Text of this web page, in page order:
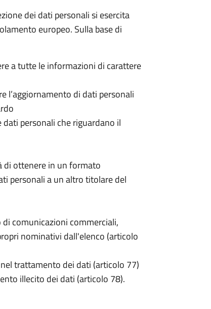
dei dati personali si esercita
europeo. Sulla base di
a tutte le informazioni di carattere
l’aggiornamento di dati personali
personali che riguardano il
di ottenere in un formato
personali a un altro titolare del
comunicazioni commerciali,
nominativi dall'elenco (articolo
trattamento dei dati (articolo 77)
illecito dei dati (articolo 78).